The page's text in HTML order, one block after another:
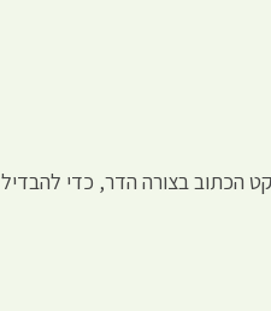
הכתוב בצורה הדר, כדי להבדיל